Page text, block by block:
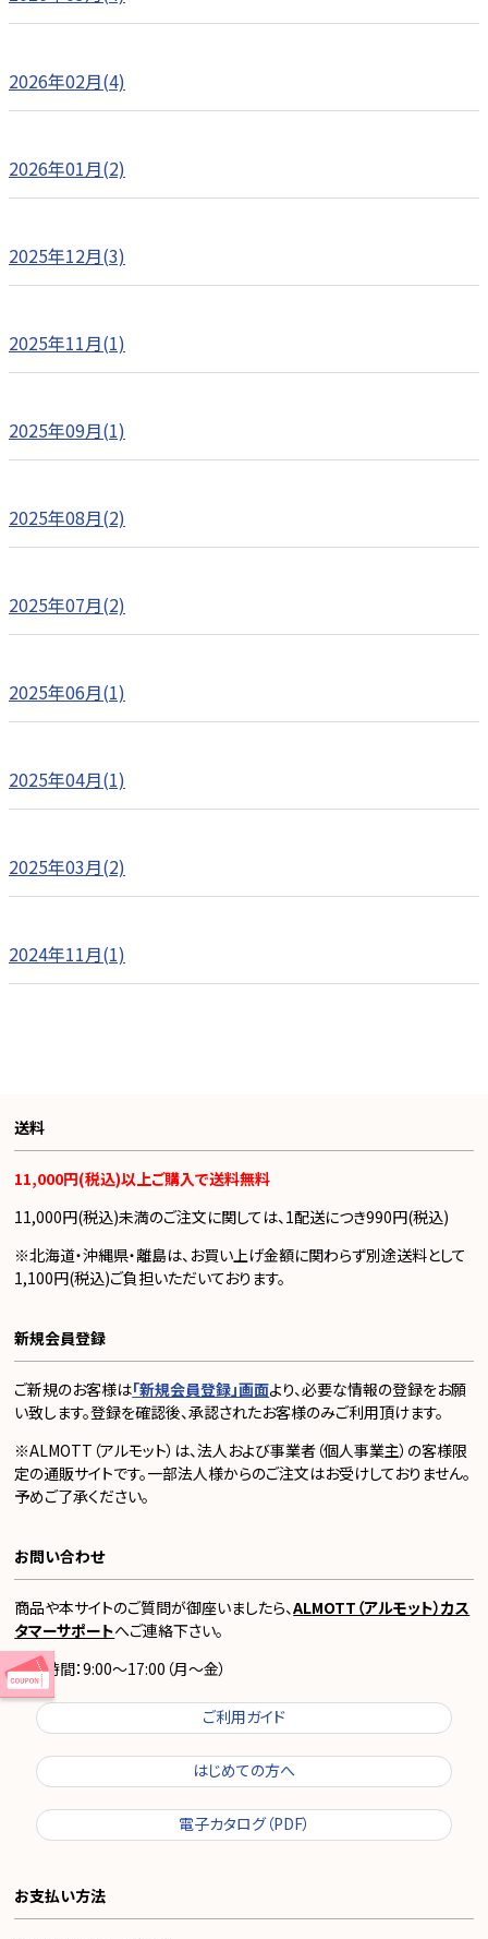
2026年02月(4)
2026年01月(2)
2025年12月(3)
2025年11月(1)
2025年09月(1)
2025年08月(2)
2025年07月(2)
2025年06月(1)
2025年04月(1)
2025年03月(2)
2024年11月(1)
送料
11,000円(税込)以上ご購入で送料無料
11,000円(税込)未満のご注文に関しては、1配送につき990円(税込)
※北海道・沖縄県・離島は、お買い上げ金額に関わらず別途送料として
1,100円(税込)ご負担いただいております。
新規会員登録
ご新規のお客様は「新規会員登録」画面より、必要な情報の登録をお願
い致します。登録を確認後、承認されたお客様のみご利用頂けます。
※ALMOTT（アルモット）は、法人および事業者（個人事業主）の客様限
定の通販サイトです。一部法人様からのご注文はお受けしておりません。
予めご了承ください。
お問い合わせ
商品や本サイトのご質問が御座いましたら、ALMOTT（アルモット）カス
タマーサポートへご連絡下さい。
受付時間：9:00～17:00（月～金）
ご利用ガイド
はじめての方へ
電子カタログ（PDF）
お支払い方法